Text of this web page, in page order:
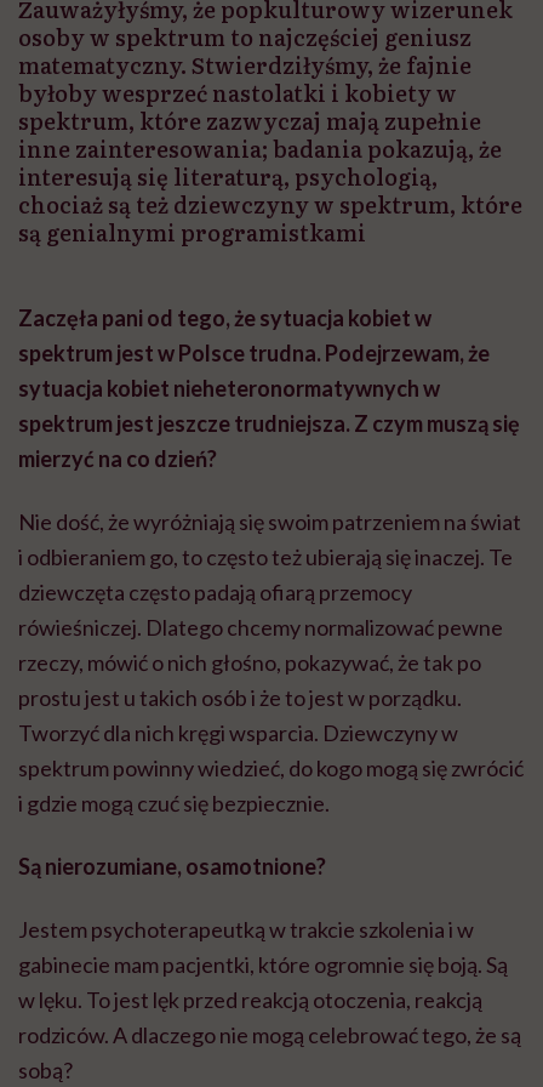
Zauważyłyśmy, że popkulturowy wizerunek
osoby w spektrum to najczęściej geniusz
matematyczny. Stwierdziłyśmy, że fajnie
byłoby wesprzeć nastolatki i kobiety w
spektrum, które zazwyczaj mają zupełnie
inne zainteresowania; badania pokazują, że
interesują się literaturą, psychologią,
chociaż są też dziewczyny w spektrum, które
są genialnymi programistkami
Zaczęła pani od tego, że sytuacja kobiet w
spektrum jest w Polsce trudna. Podejrzewam, że
sytuacja kobiet nieheteronormatywnychw
spektrum jest jeszcze trudniejsza. Z czym muszą się
mierzyć na co dzień?
Nie dość, że wyróżniają się swoim patrzeniem na świat
i odbieraniem go, to często też ubierają się inaczej. Te
dziewczęta często padają ofiarą przemocy
rówieśniczej. Dlatego chcemy normalizować pewne
rzeczy, mówić o nich głośno, pokazywać, że tak po
prostu jest u takich osób i że to jest w porządku.
Tworzyć dla nich kręgi wsparcia. Dziewczyny w
spektrum powinny wiedzieć, do kogo mogą się zwrócić
i gdzie mogą czuć się bezpiecznie.
Są nierozumiane, osamotnione?
Jestem psychoterapeutką w trakcie szkolenia i w
gabinecie mam pacjentki, które ogromnie się boją. Są
w lęku. To jest lęk przed reakcją otoczenia, reakcją
rodziców. A dlaczego nie mogą celebrować tego, że są
sobą?